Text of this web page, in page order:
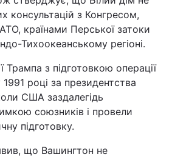
консультацій з Конгресом,
країнами Перської затоки
Тихоокеанському регіоні.
Трампа з підготовкою операції
році за президентства
США заздалегідь
союзників і провели
підготовку.
що Вашингтон не